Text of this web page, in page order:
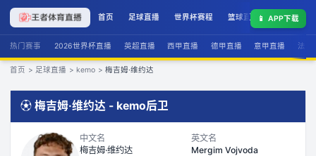
首页 足球直播 世界杯赛程 篮球直播 联赛积分
📱 APP下载
热门赛事 2026世界杯直播 英超直播 西甲直播 德甲直播 意甲直播 法甲
首页 > 足球直播 > kemo > 梅吉姆·维约达
⚽ 梅吉姆·维约达 - kemo后卫
中文名
梅吉姆·维约达
英文名
Mergim Vojvoda